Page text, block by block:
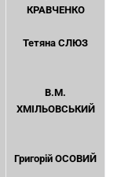
КРАВЧЕНКО
Тетяна СЛЮЗ
В.М.
ХМІЛЬОВСЬКИЙ
Григорій ОСОВИЙ